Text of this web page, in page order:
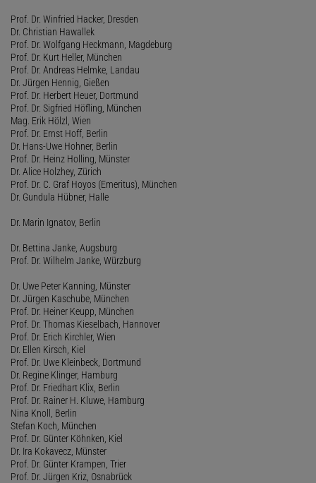
Prof. Dr. Winfried Hacker, Dresden
Dr. Christian Hawallek
Prof. Dr. Wolfgang Heckmann, Magdeburg
Prof. Dr. Kurt Heller, München
Prof. Dr. Andreas Helmke, Landau
Dr. Jürgen Hennig, Gießen
Prof. Dr. Herbert Heuer, Dortmund
Prof. Dr. Sigfried Höfling, München
Mag. Erik Hölzl, Wien
Prof. Dr. Ernst Hoff, Berlin
Dr. Hans-Uwe Hohner, Berlin
Prof. Dr. Heinz Holling, Münster
Dr. Alice Holzhey, Zürich
Prof. Dr. C. Graf Hoyos (Emeritus), München
Dr. Gundula Hübner, Halle
Dr. Marin Ignatov, Berlin
Dr. Bettina Janke, Augsburg
Prof. Dr. Wilhelm Janke, Würzburg
Dr. Uwe Peter Kanning, Münster
Dr. Jürgen Kaschube, München
Prof. Dr. Heiner Keupp, München
Prof. Dr. Thomas Kieselbach, Hannover
Prof. Dr. Erich Kirchler, Wien
Dr. Ellen Kirsch, Kiel
Prof. Dr. Uwe Kleinbeck, Dortmund
Dr. Regine Klinger, Hamburg
Prof. Dr. Friedhart Klix, Berlin
Prof. Dr. Rainer H. Kluwe, Hamburg
Nina Knoll, Berlin
Stefan Koch, München
Prof. Dr. Günter Köhnken, Kiel
Dr. Ira Kokavecz, Münster
Prof. Dr. Günter Krampen, Trier
Prof. Dr. Jürgen Kriz, Osnabrück